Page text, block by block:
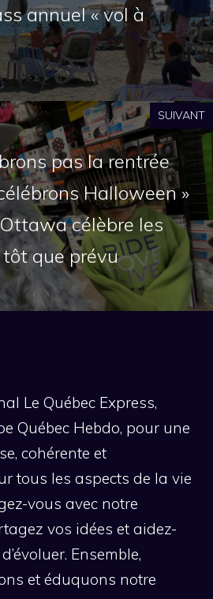
annuel « vol à
SUIVANT
pas la rentrée
Halloween »
célèbre les
que prévu
Le Québec Express,
Québec Hebdo, pour une
cohérente et
tous les aspects de la vie
vous avec notre
vos idées et aidez-
Ensemble,
et éduquons notre